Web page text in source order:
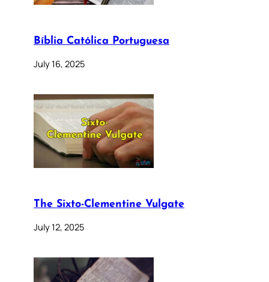
Bíblia Católica Portuguesa
July 16, 2025
The Sixto-Clementine Vulgate
July 12, 2025